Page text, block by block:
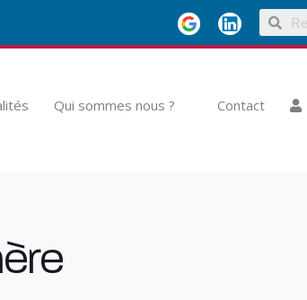
Qui sommes nous ? Contact